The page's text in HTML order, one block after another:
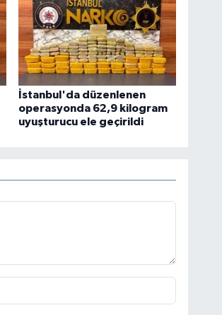
İstanbul'da düzenlenen
operasyonda 62,9 kilogram
uyuşturucu ele geçirildi